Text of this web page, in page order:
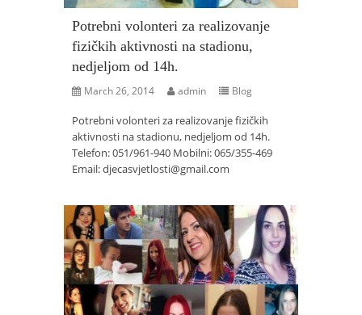
Potrebni volonteri za realizovanje
fizičkih aktivnosti na stadionu,
nedjeljom od 14h.
March 26, 2014 admin Blog
Potrebni volonteri za realizovanje fizičkih
aktivnosti na stadionu, nedjeljom od 14h.
Telefon: 051/961-940 Mobilni: 065/355-469
Email:djecasvjetlosti@gmail.com